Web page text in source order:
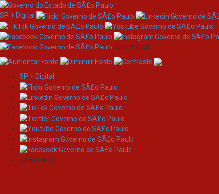
Skip
navigation
SP + Digital
/governosp
SP + Digital
/governosp
Search
Search: